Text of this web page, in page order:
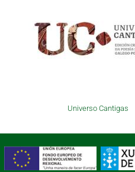
Universo Cantigas